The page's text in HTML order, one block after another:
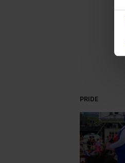
PRIDE